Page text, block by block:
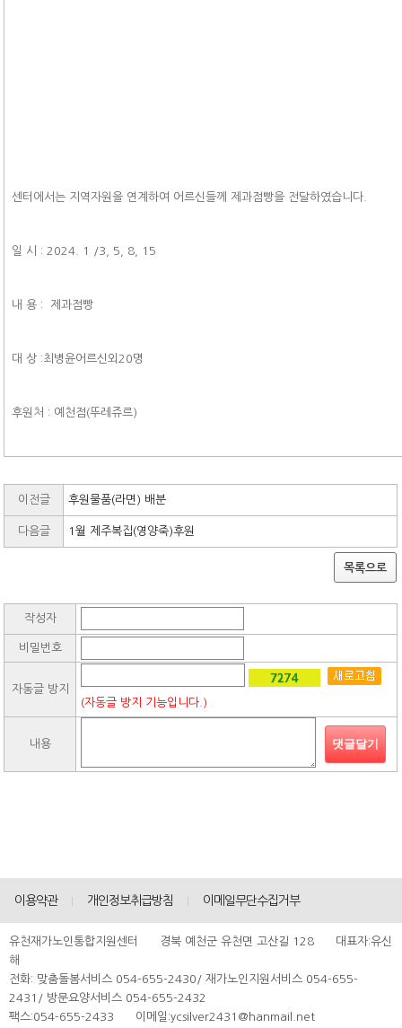
센터에서는 지역자원을 연계하여 어르신들께 제과점빵을 전달하였습니다.
일 시 : 2024. 1 /3, 5, 8, 15
내 용 : 제과점빵
대 상 :최병윤어르신외20명
후원처 : 예천점(뚜레쥬르)
이전글 후원물품(라면) 배분
다음글 1월 제주복집(영양죽)후원
목록으로
작성자
비밀번호
자동글 방지
(자동글 방지 기능입니다.)
내용 댓글달기
이용약관 개인정보취급방침 이메일무단수집거부
유천재가노인통합지원센터 경북 예천군 유천면 고산길 128 대표자:유신
해
전화: 맞춤돌봄서비스 054-655-2430/ 재가노인지원서비스 054-655-
2431/ 방문요양서비스 054-655-2432
팩스:054-655-2433 이메일:ycsilver2431@hanmail.net